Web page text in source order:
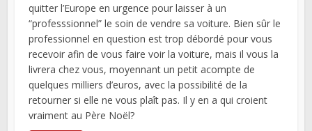
quitter l’Europe en urgence pour laisser à un
“professsionnel” le soin de vendre sa voiture. Bien sûr le
professionnel en question est trop débordé pour vous
recevoir afin de vous faire voir la voiture, mais il vous la
livrera chez vous, moyennant un petit acompte de
quelques milliers d’euros, avec la possibilité de la
retourner si elle ne vous plaît pas. Il y en a qui croient
vraiment au Père Noël?